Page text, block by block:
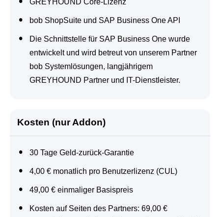
bob ShopSuite und SAP Business One API
Die Schnittstelle für SAP Business One wurde
entwickelt und wird betreut von unserem Partner
bob Systemlösungen, langjährigem
GREYHOUND Partner und IT-Dienstleister.
Kosten (nur Addon)
30 Tage Geld-zurück-Garantie
4,00 € monatlich pro Benutzerlizenz (CUL)
49,00 € einmaliger Basispreis
Kosten auf Seiten des Partners: 69,00 €